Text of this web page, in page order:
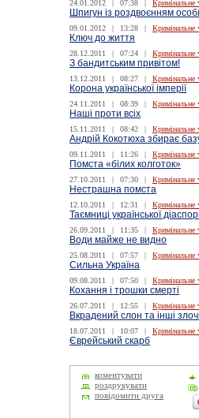
24.01.2012 | 07:38 | Кримінальне
Шпигун із роздвоєнням
09.01.2012 | 13:28 | Кримінальне
Ключ до життя
28.12.2011 | 07:24 | Кримінальне
З бандитським привітом!
13.12.2011 | 08:27 | Кримінальне
Корона української імперії
24.11.2011 | 08:39 | Кримінальне
Наші проти всіх
15.11.2011 | 08:42 | Кримінальне
Андрій Кокотюха збирає
09.11.2011 | 11:26 | Кримінальне
Помста «білих колготок»
27.10.2011 | 07:30 | Кримінальне
Нестрашна помста
12.10.2011 | 12:31 | Кримінальне
Таємниці української
26.09.2011 | 11:35 | Кримінальне
Води майже не видно
25.08.2011 | 07:57 | Кримінальне
Сильна Україна
09.08.2011 | 07:50 | Кримінальне
Кохання і трошки смерті
26.07.2011 | 12:55 | Кримінальне
Вкрадений слон та інші
18.07.2011 | 10:07 | Кримінальне
Єврейський скарб
коментувати
роздрукувати
повідомити друга